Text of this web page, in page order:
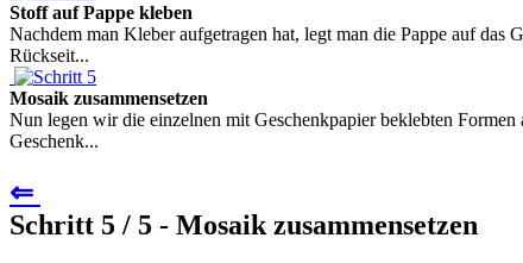
Stoff auf Pappe kleben
Nachdem man Kleber aufgetragen hat, legt man die Pappe auf das
Rückseit...
Mosaik zusammensetzen
Nun legen wir die einzelnen mit Geschenkpapier beklebten
Geschenk...
⇐
Schritt 5 / 5 - Mosaik zusammensetzen